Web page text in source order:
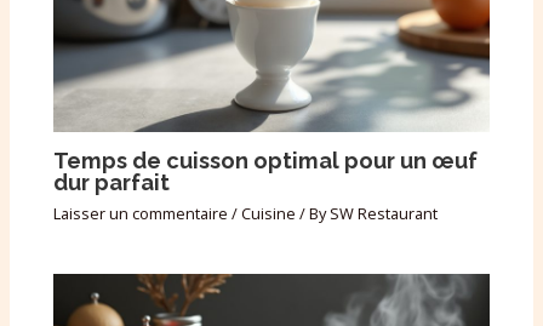
Temps de cuisson optimal pour un œuf
dur parfait
Laisser un commentaire /Cuisine / BySW Restaurant